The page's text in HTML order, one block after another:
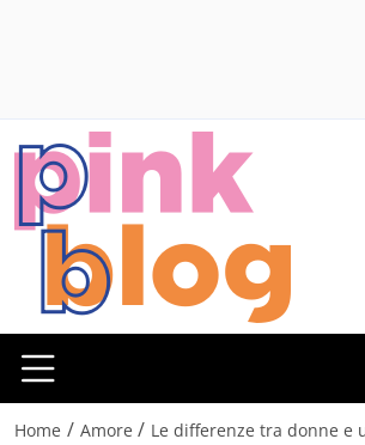
Home / Amore / Le differenze tra donne e